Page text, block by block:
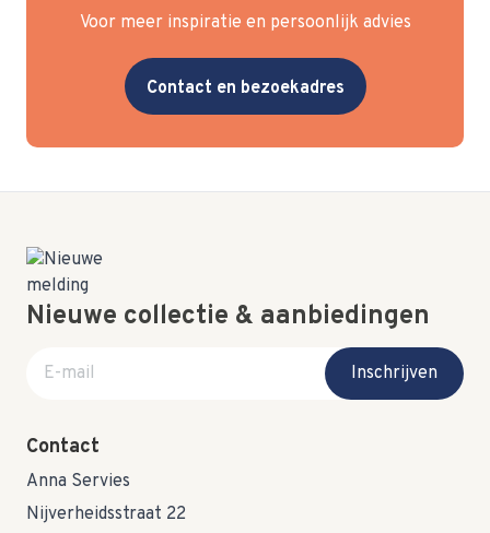
Voor meer inspiratie en persoonlijk advies
Contact en bezoekadres
Nieuwe collectie & aanbiedingen
E-mail adres
Inschrijven
Contact
Anna Servies
Nijverheidsstraat 22